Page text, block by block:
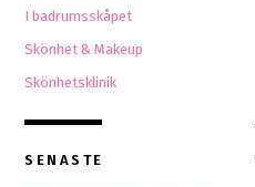
I badrumsskåpet
Skönhet & Makeup
Skönhetsklinik
SENASTE